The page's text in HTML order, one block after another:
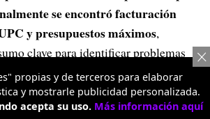
se encontró facturación
y presupuestos máximos,
clave para identificar problemas
del dato en el sistema.
gestión se destaca laSala de
propias y de terceros para elaborar
y mostrarle publicidad personalizada.
acepta su uso. Más información aquí